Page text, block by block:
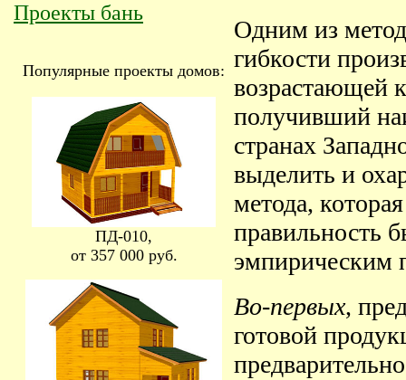
Проекты бань
Популярные проекты домов:
ПД-010,
от 357 000 руб.
Одним из
гибкости
возрастающей
получивший
странах
выделить и
метода,
правильность
эмпирическим
Во-первых,
готовой